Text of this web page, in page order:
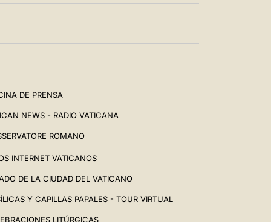
DE PRENSA
NEWS - RADIO VATICANA
ROMANO
INTERNET VATICANOS
DE LA CIUDAD DEL VATICANO
Y CAPILLAS PAPALES - TOUR VIRTUAL
LITÚRGICAS